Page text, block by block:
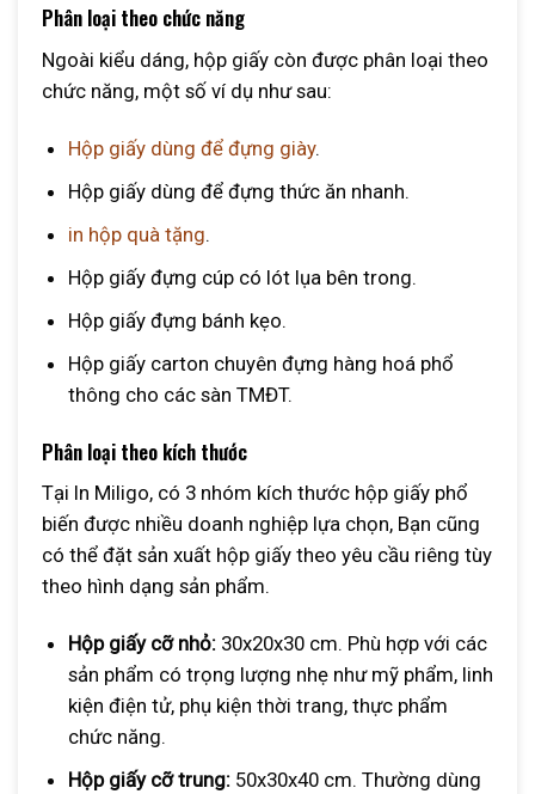
Phân loại theo chức năng
Ngoài kiểu dáng, hộp giấy còn được phân loại theo
chức năng, một số ví dụ như sau:
Hộp giấy dùng để đựng giày.
Hộp giấy dùng để đựng thức ăn nhanh.
in hộp quà tặng.
Hộp giấy đựng cúp có lót lụa bên trong.
Hộp giấy đựng bánh kẹo.
Hộp giấy carton chuyên đựng hàng hoá phổ
thông cho các sàn TMĐT.
Phân loại theo kích thước
Tại In Miligo, có 3 nhóm kích thước hộp giấy phổ
biến được nhiều doanh nghiệp lựa chọn, Bạn cũng
có thể đặt sản xuất hộp giấy theo yêu cầu riêng tùy
theo hình dạng sản phẩm.
Hộp giấy cỡ nhỏ: 30x20x30 cm. Phù hợp với các
sản phẩm có trọng lượng nhẹ như mỹ phẩm, linh
kiện điện tử, phụ kiện thời trang, thực phẩm
chức năng.
Hộp giấy cỡ trung: 50x30x40 cm. Thường dùng